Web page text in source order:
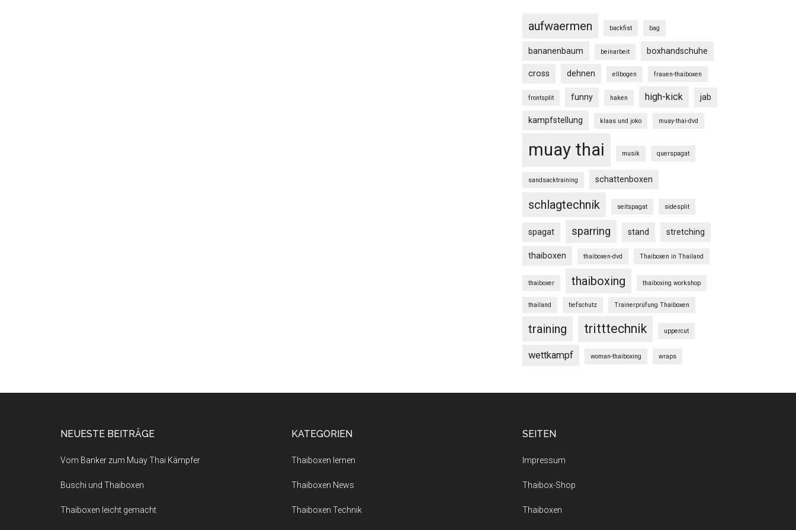
aufwaermen backfist bag
bananenbaum beinarbeit boxhandschuhe
cross dehnen ellbogen frauen-thaiboxen
frontsplit funny haken high-kick jab
kampfstellung klaas und joko muay-thai-dvd
muay thai musik querspagat
sandsacktraining schattenboxen
schlagtechnik seitspagat sidesplit
spagat sparring stand stretching
thaiboxen thaiboxen-dvd Thaiboxen in Thailand
thaiboxer thaiboxing thaiboxing workshop
thailand tiefschutz Trainerprüfung Thaiboxen
training tritttechnik uppercut
wettkampf woman-thaiboxing wraps
NEUESTE BEITRÄGE
Vom Banker zum Muay Thai Kämpfer
Buschi und Thaiboxen
Thaiboxen leicht gemacht
KATEGORIEN
Thaiboxen lernen
Thaiboxen News
Thaiboxen Technik
SEITEN
Impressum
Thaibox-Shop
Thaiboxen